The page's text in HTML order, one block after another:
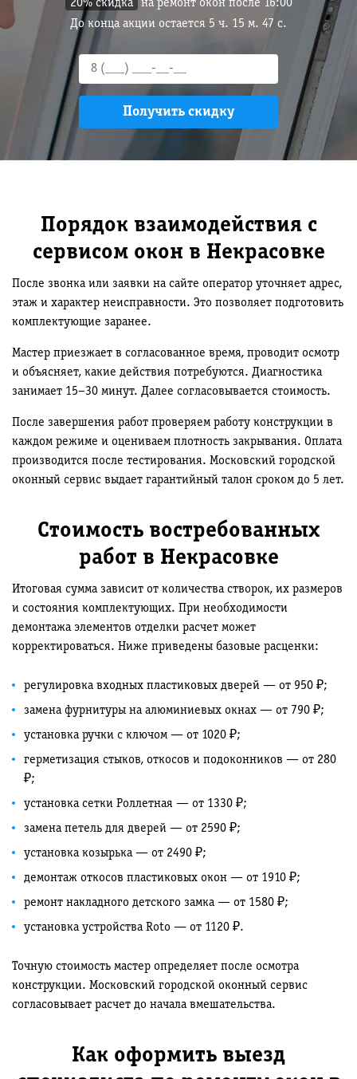
20% скидка
на ремонт окон после 16:00
До конца акции остается 5 ч. 15 м. 46 с.
Порядок взаимодействия с
сервисом окон в Некрасовке
После звонка или заявки на сайте оператор уточняет адрес,
этаж и характер неисправности. Это позволяет подготовить
комплектующие заранее.
Мастер приезжает в согласованное время, проводит осмотр
и объясняет, какие действия потребуются. Диагностика
занимает 15–30 минут. Далее согласовывается стоимость.
После завершения работ проверяем работу конструкции в
каждом режиме и оцениваем плотность закрывания. Оплата
производится после тестирования. Московский городской
оконный сервис выдает гарантийный талон сроком до 5 лет.
Стоимость востребованных
работ в Некрасовке
Итоговая сумма зависит от количества створок, их размеров
и состояния комплектующих. При необходимости
демонтажа элементов отделки расчет может
корректироваться. Ниже приведены базовые расценки:
регулировка входных пластиковых дверей — от 950 ₽;
замена фурнитуры на алюминиевых окнах — от 790 ₽;
установка ручки с ключом — от 1020 ₽;
герметизация стыков, откосов и подоконников — от 280
₽;
установка сетки Роллетная — от 1330 ₽;
замена петель для дверей — от 2590 ₽;
установка козырька — от 2490 ₽;
демонтаж откосов пластиковых окон — от 1910 ₽;
ремонт накладного детского замка — от 1580 ₽;
установка устройства Roto — от 1120 ₽.
Точную стоимость мастер определяет после осмотра
конструкции. Московский городской оконный сервис
согласовывает расчет до начала вмешательства.
Как оформить выезд